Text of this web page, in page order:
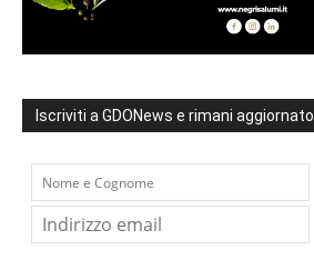
Iscriviti a GDONews e rimani aggiornato